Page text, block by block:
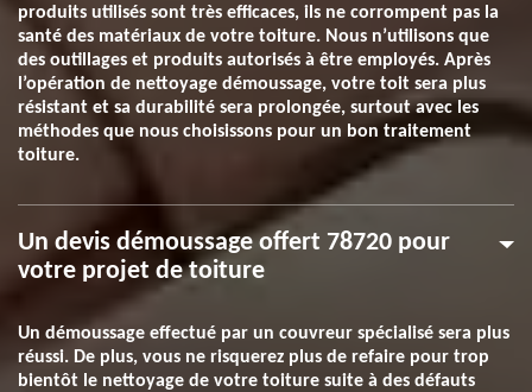
produits utilisés sont très efficaces, ils ne corrompent pas la
santé des matériaux de votre toiture. Nous n’utilisons que
des outillages et produits autorisés à être employés. Après
l’opération de nettoyage démoussage, votre toit sera plus
résistant et sa durabilité sera prolongée, surtout avec les
méthodes que nous choisissons pour un bon traitement
toiture.
Un devis démoussage offert 78720 pour
votre projet de toiture
Un démoussage effectué par un couvreur spécialisé sera plus
réussi. De plus, vous ne risquerez plus de refaire pour trop
bientôt le nettoyage de votre toiture suite à des défauts